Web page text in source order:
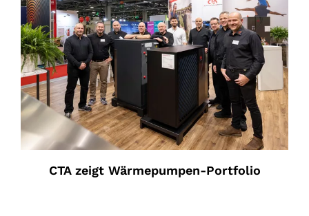
CTA zeigt Wärmepumpen-Portfolio